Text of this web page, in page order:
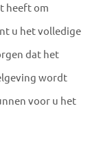
heeft om
u het volledige
dat het
wordt
voor u het